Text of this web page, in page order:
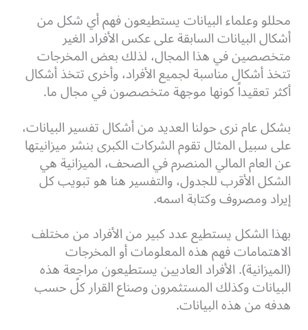
محللو وعلماء البيانات يستطيعون فهم أي شكل من
أشكال البيانات السابقة على عكس الأفراد الغير
متخصصين في هذا المجال، لذلك بعض المخرجات
تتخذ أشكال مناسبة لجميع الأفراد، وأخرى تتخذ أشكال
أكثر تعقيداً كونها موجهة متخصصون في مجال ما.
بشكل عام نرى حولنا العديد من أشكال تفسير البيانات،
على سبيل المثال تقوم الشركات الكبرى بنشر ميزانيتها
عن العام المالي المنصرم في الصحف، الميزانية هي
الشكل الأقرب للجدول، والتفسير هنا هو تبويب كل
إيراد ومصروف وكتابة اسمه.
بهذا الشكل يستطيع عدد كبير من الأفراد من مختلف
الاهتمامات فهم هذه المعلومات أو المخرجات
(الميزانية). الأفراد العاديين يستطيعون مراجعة هذه
البيانات وكذلك المستثمرون وصناع القرار كلً حسب
هدفه من هذه البيانات.